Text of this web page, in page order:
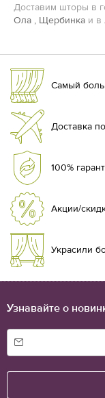
Доставим шторы в
Ола , Щербинка и в
Самый
Доставка
100%
Акции/
Украсили
Узнавайте о